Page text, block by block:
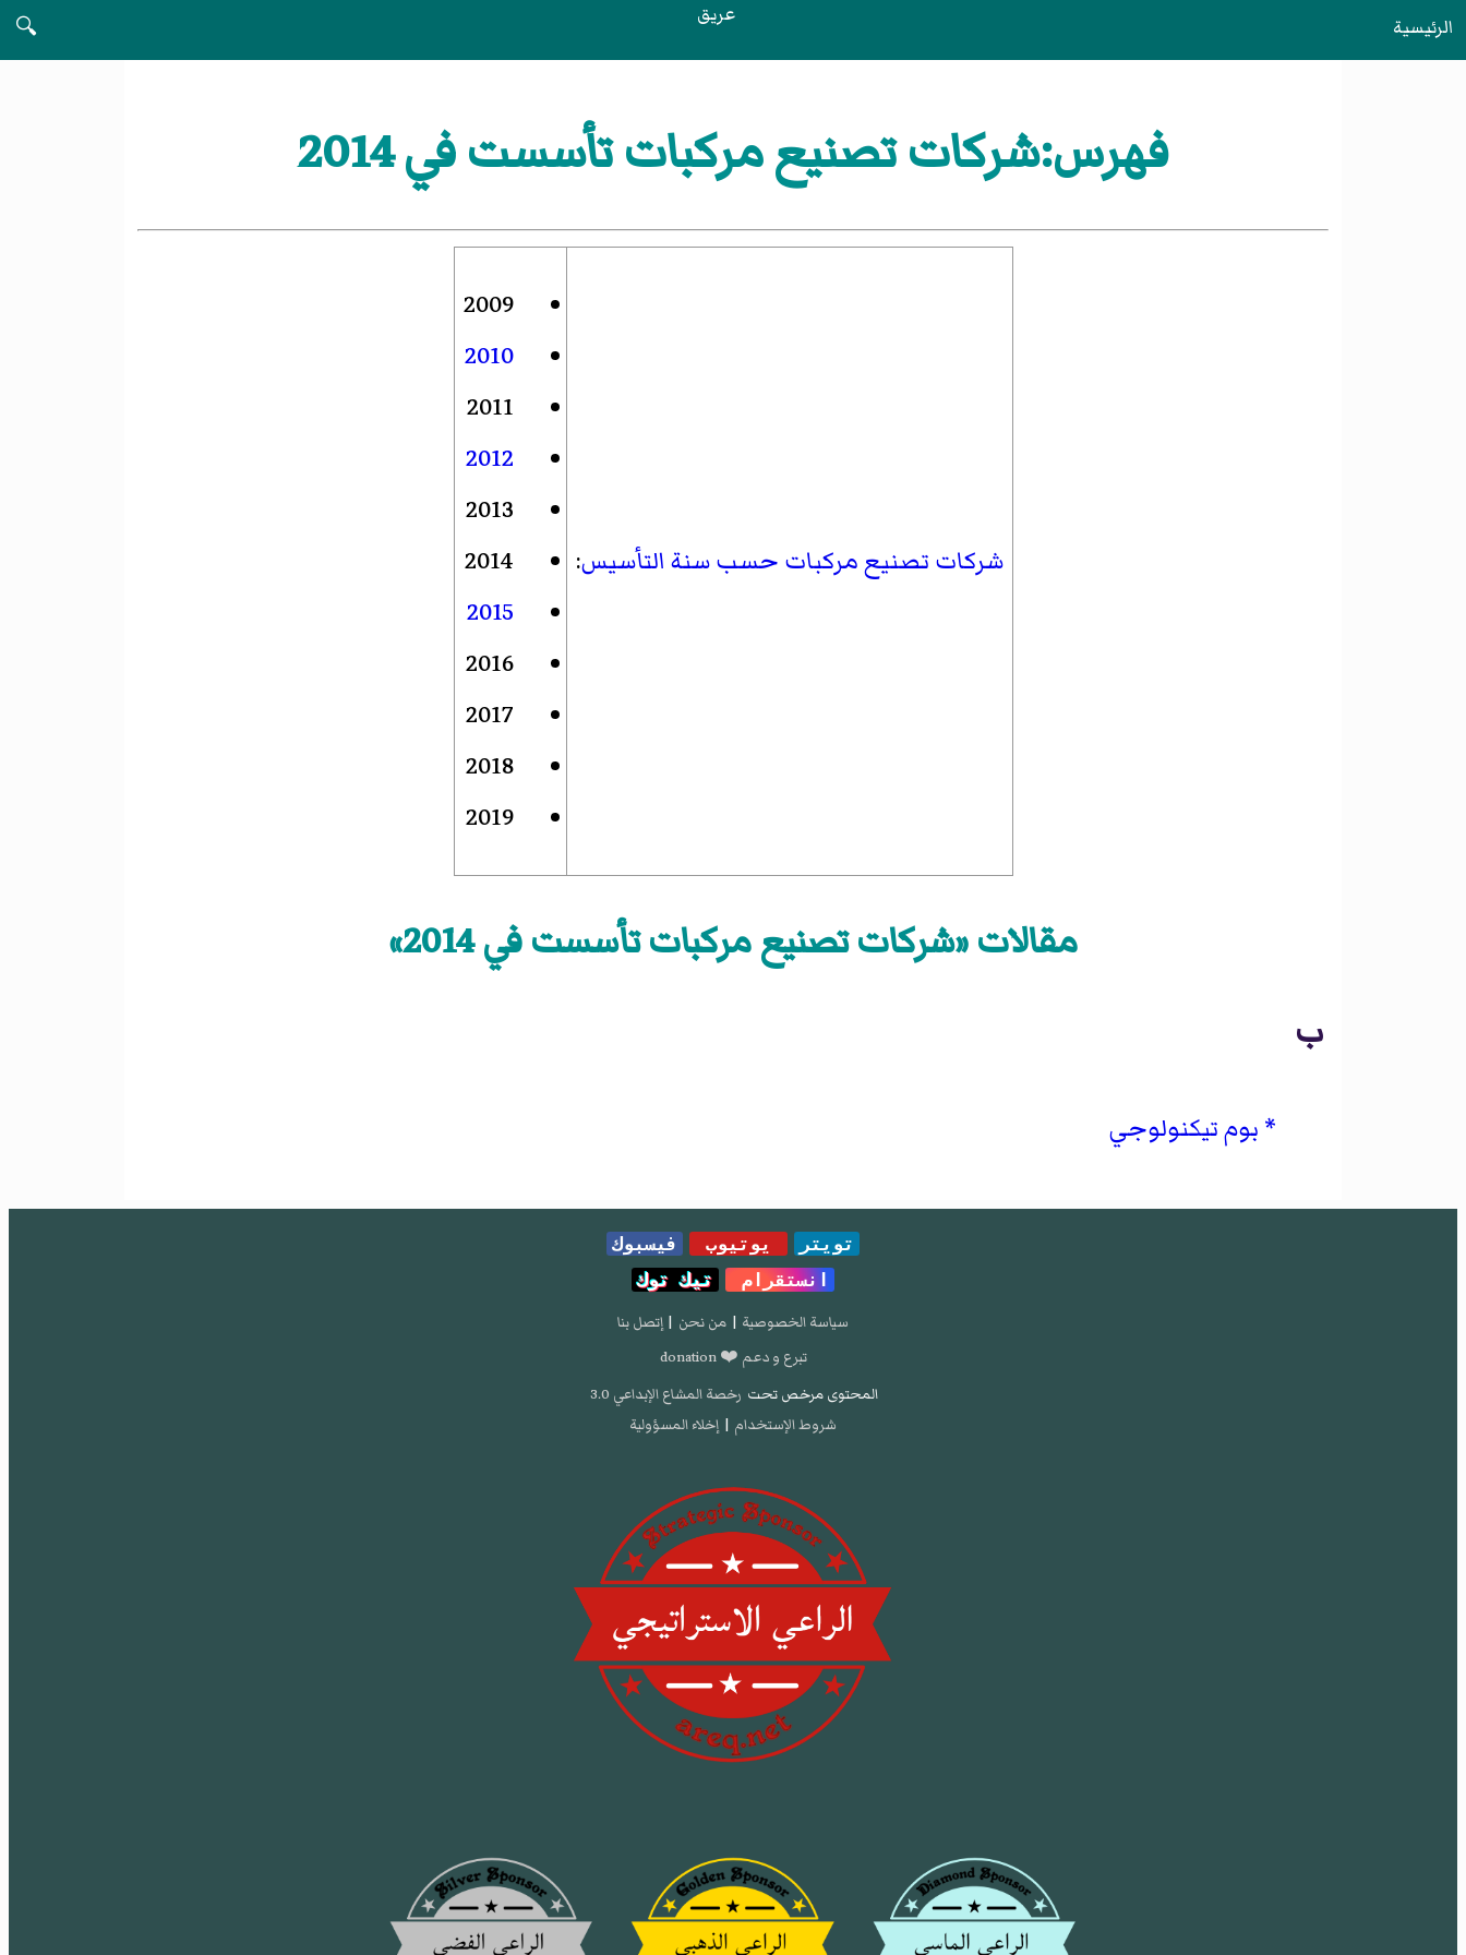
الرئيسية عريق
🔍
فهرس:شركات تصنيع مركبات تأسست في 2014
شركات تصنيع مركبات حسب سنة التأسيس:
2009
2010
2011
2012
2013
2014
2015
2016
2017
2018
2019
مقالات «شركات تصنيع مركبات تأسست في 2014»
ب
بوم تيكنولوجي
تويتر يوتيوب
فيسبوك
انستقرام
تيك توك
سياسة الخصوصية | من نحن | إتصل بنا
تبرع و دعم ❤️ donation
المحتوى مرخص تحت رخصة المشاع الإبداعي 3.0
شروط الإستخدام | إخلاء المسؤولية